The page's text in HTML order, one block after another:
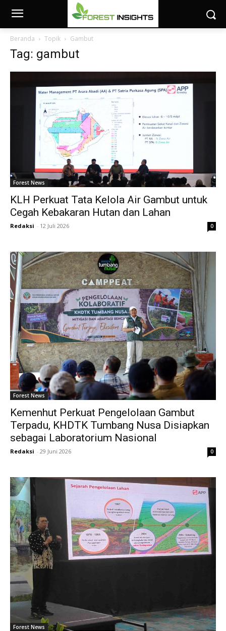
Beranda Topik Gambut
Tag: gambut
Forest News
KLH Perkuat Tata Kelola Air Gambut untuk
Cegah Kebakaran Hutan dan Lahan
Redaksi - 12 Juli 2026 0
Forest News
Kemenhut Perkuat Pengelolaan Gambut
Terpadu, KHDTK Tumbang Nusa Disiapkan
sebagai Laboratorium Nasional
Redaksi - 29 Juni 2026 0
Forest News